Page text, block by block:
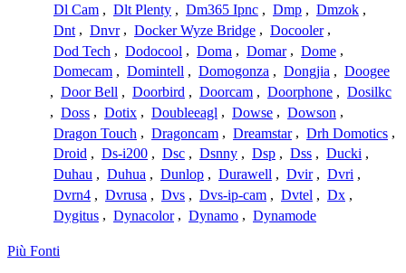
Dl Cam , Dlt Plenty , Dm365 Ipnc , Dmp , Dmzok ,
Dnt , Dnvr , Docker Wyze Bridge , Docooler ,
Dod Tech , Dodocool , Doma , Domar , Dome ,
Domecam , Domintell , Domogonza , Dongjia , Doogee
, Door Bell , Doorbird , Doorcam , Doorphone , Dosilkc
, Doss , Dotix , Doubleeagl , Dowse , Dowson ,
Dragon Touch , Dragoncam , Dreamstar , Drh Domotics ,
Droid , Ds-i200 , Dsc , Dsnny , Dsp , Dss , Ducki ,
Duhau , Duhua , Dunlop , Durawell , Dvir , Dvri ,
Dvrn4 , Dvrusa , Dvs , Dvs-ip-cam , Dvtel , Dx ,
Dygitus , Dynacolor , Dynamo , Dynamode
Più Fonti